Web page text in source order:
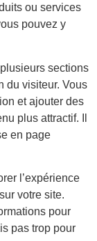
ou services
pouvez y
sections
du visiteur. Vous
et ajouter des
plus attractif. Il
en page
l’expérience
votre site.
pour
pas trop pour